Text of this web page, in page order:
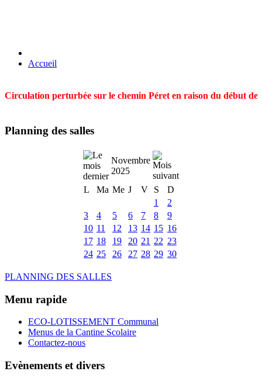
Accueil
Circulation perturbée sur le chemin Péret en raison du début
Planning des salles
Novembre
2025
L
Ma Me J V S
D
1
2
3
4 5 6 7 8
9
10 11 12 13 14 15 16
17 18 19 20 21 22 23
24 25 26 27 28 29 30
PLANNING DES SALLES
Menu rapide
ECO-LOTISSEMENT Communal
Menus de la Cantine Scolaire
Contactez-nous
Evènements et divers